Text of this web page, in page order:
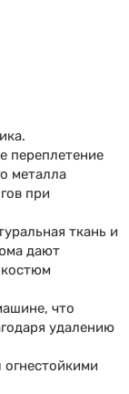
переплетение
металла
при
ткань и
дают
что
удалению